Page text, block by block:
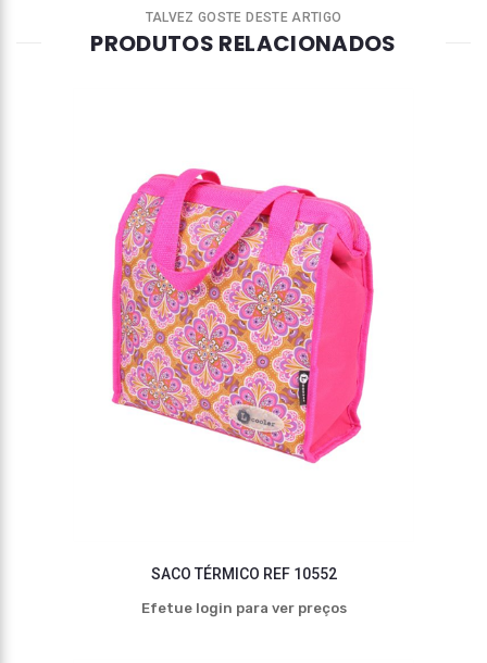
TALVEZ GOSTE DESTE ARTIGO
PRODUTOS RELACIONADOS
SACO TÉRMICO REF 10552
Efetue login para ver preços